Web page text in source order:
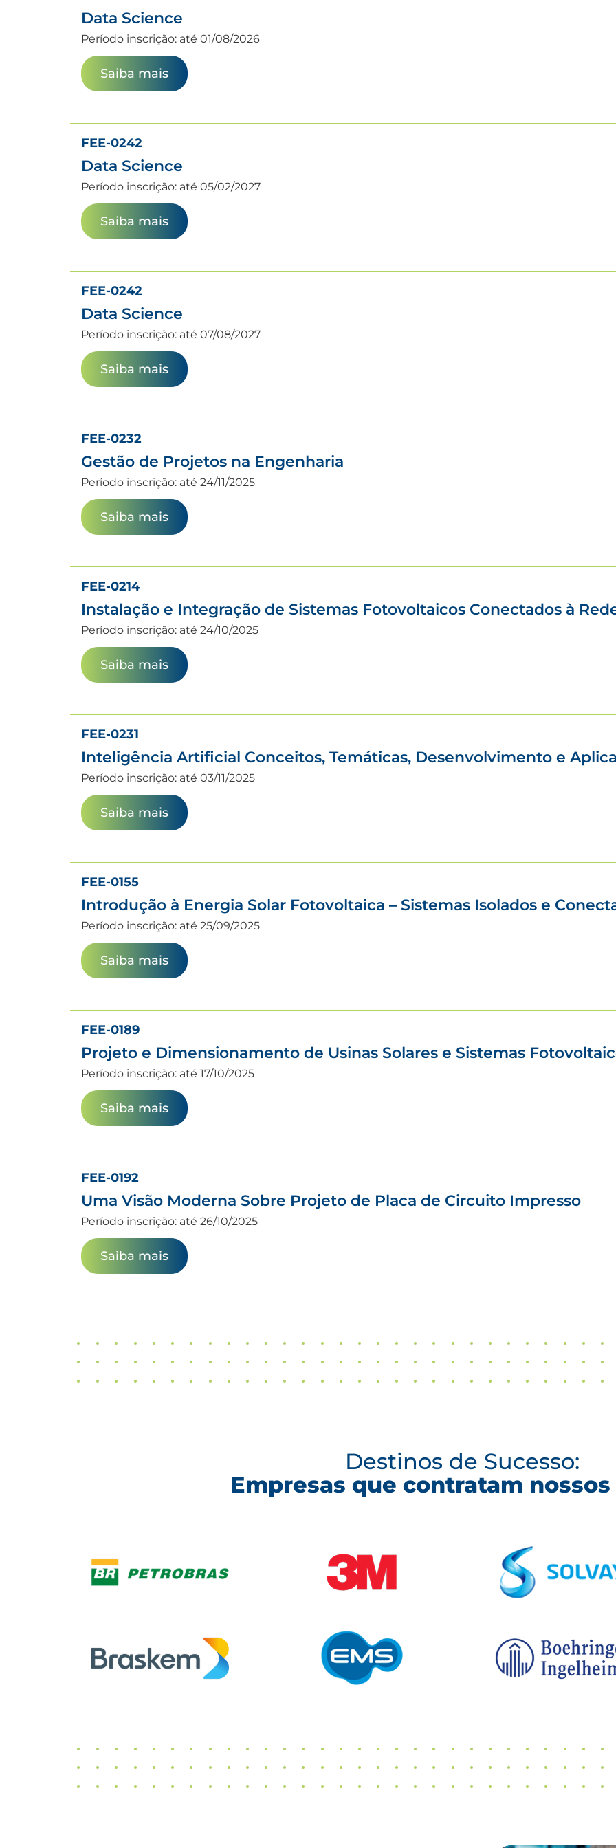
Data Science
Período inscrição: até 01/08/2026
Saiba mais
FEE-0242
Data Science
Período inscrição: até 05/02/2027
Saiba mais
FEE-0242
Data Science
Período inscrição: até 07/08/2027
Saiba mais
FEE-0232
Gestão de Projetos na Engenharia
Período inscrição: até 24/11/2025
Saiba mais
FEE-0214
Instalação e Integração de Sistemas Fotovoltaicos Conectados à
Período inscrição: até 24/10/2025
Saiba mais
FEE-0231
Inteligência Artificial Conceitos, Temáticas, Desenvolvimento e
Período inscrição: até 03/11/2025
Saiba mais
FEE-0155
Introdução à Energia Solar Fotovoltaica – Sistemas Isolados e
Período inscrição: até 25/09/2025
Saiba mais
FEE-0189
Projeto e Dimensionamento de Usinas Solares e Sistemas
Período inscrição: até 17/10/2025
Saiba mais
FEE-0192
Uma Visão Moderna Sobre Projeto de Placa de Circuito Impresso
Período inscrição: até 26/10/2025
Saiba mais
Destinos de Sucesso:
Empresas que contratam